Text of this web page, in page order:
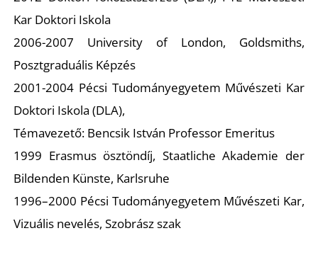
Kar Doktori Iskola
2006-2007 University of London, Goldsmiths,
Posztgraduális Képzés
2001-2004 Pécsi Tudományegyetem Művészeti Kar
Doktori Iskola (DLA),
Témavezető: Bencsik István Professor Emeritus
1999 Erasmus ösztöndíj, Staatliche Akademie der
Bildenden Künste, Karlsruhe
1996–2000 Pécsi Tudományegyetem Művészeti Kar,
Vizuális nevelés, Szobrász szak